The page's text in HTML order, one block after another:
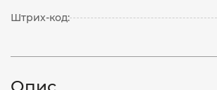
Штрих-код: